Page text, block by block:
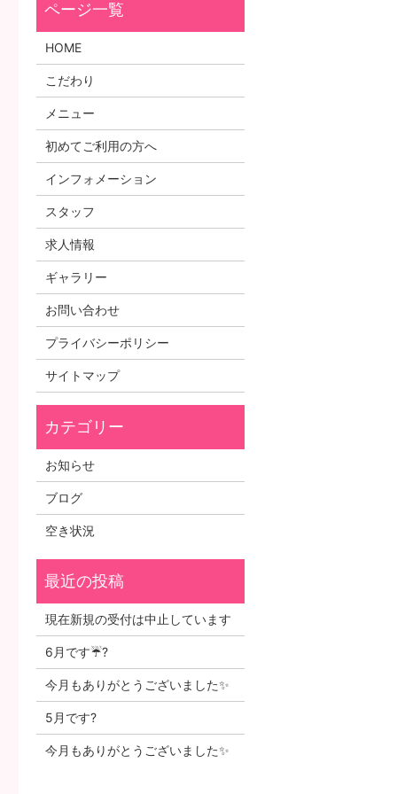
HOME
こだわり
メニュー
初めてご利用の方へ
インフォメーション
スタッフ
求人情報
ギャラリー
お問い合わせ
プライバシーポリシー
サイトマップ
お知らせ
ブログ
空き状況
現在新規の受付は中止しています
6月です☔?
今月もありがとうございました✨
5月です?
今月もありがとうございました✨